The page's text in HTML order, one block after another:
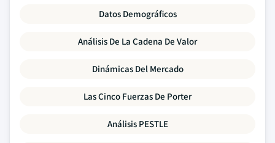
Datos Demográficos
Análisis De La Cadena De Valor
Dinámicas Del Mercado
Las Cinco Fuerzas De Porter
Análisis PESTLE